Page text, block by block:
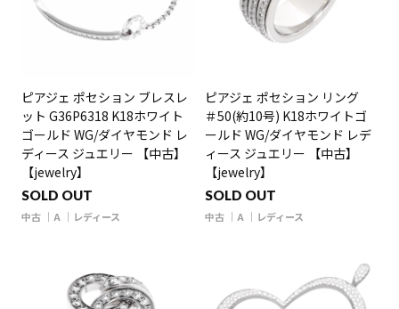
ピアジェ ポセション ブレスレ
ット G36P6318 K18ホワイト
ゴールド WG/ダイヤモンド レ
ディース ジュエリー 【中古】
【jewelry】
SOLD OUT
中古 A レディース
ピアジェ ポセション リング
＃50(約10号) K18ホワイトゴ
ールド WG/ダイヤモンド レデ
ィース ジュエリー 【中古】
【jewelry】
SOLD OUT
中古 A レディース